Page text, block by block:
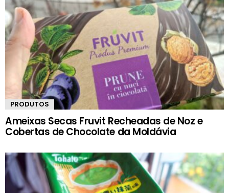
PRODUTOS
Ameixas Secas Fruvit Recheadas de Noz e
Cobertas de Chocolate da Moldávia